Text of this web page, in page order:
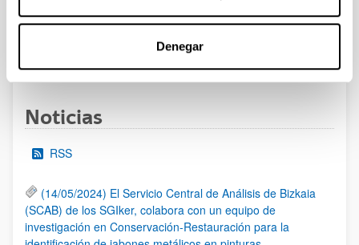
Denegar
Páginas intermedias Use
Noticias
RSS
(14/05/2024) El Servicio Central de Análisis de Bizkaia
(SCAB) de los SGIker, colabora con un equipo de
investigación en Conservación-Restauración para la